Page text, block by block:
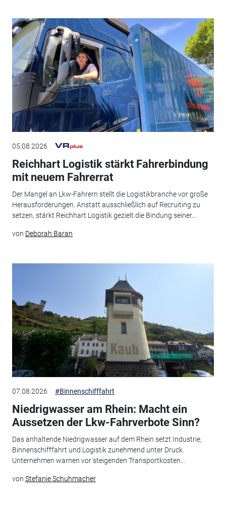
05.08.2026
Reichhart Logistik stärkt Fahrerbindung
mit neuem Fahrerrat
Der Mangel an Lkw-Fahrern stellt die Logistikbranche vor große
Herausforderungen. Anstatt ausschließlich auf Recruiting zu
setzen, stärkt Reichhart Logistik gezielt die Bindung seiner...
von Deborah Baran
07.08.2026 #Binnenschifffahrt
Niedrigwasser am Rhein: Macht ein
Aussetzen der Lkw-Fahrverbote Sinn?
Das anhaltende Niedrigwasser auf dem Rhein setzt Industrie,
Binnenschifffahrt und Logistik zunehmend unter Druck.
Unternehmen warnen vor steigenden Transportkosten...
von Stefanie Schuhmacher